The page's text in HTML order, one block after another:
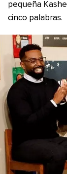
pequeña
cinco palabras.